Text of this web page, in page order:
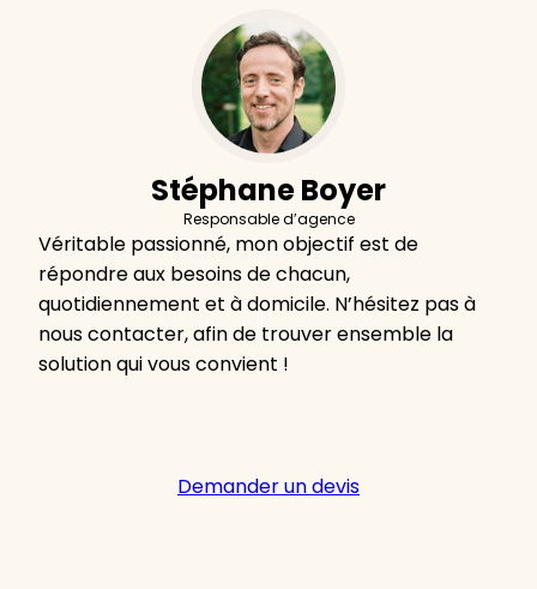
Stéphane Boyer
Responsable d’agence
Véritable passionné, mon objectif est de
répondre aux besoins de chacun,
quotidiennement et à domicile. N’hésitez pas à
nous contacter, afin de trouver ensemble la
solution qui vous convient !
Demander un devis